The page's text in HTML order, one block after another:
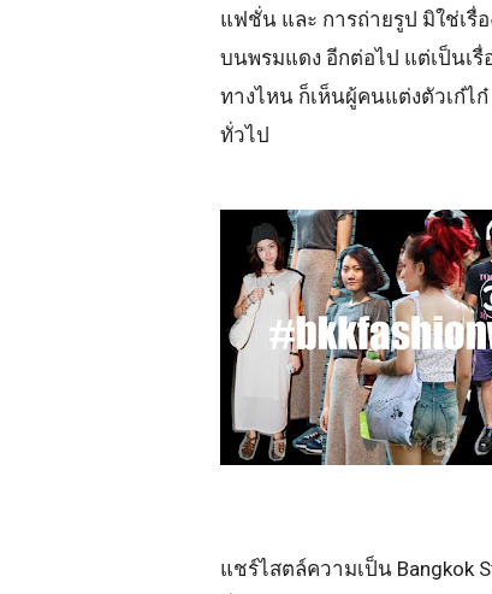
แฟชั่น และ การถ่ายรูป มิใช่เรื่
บนพรมแดง อีกต่อไป แต่เป็นเรื่
ทางไหน ก็เห็นผู้คนแต่งตัวเก๋
ทั่วไป
แชร์ไสตล์ความเป็น Bangkok